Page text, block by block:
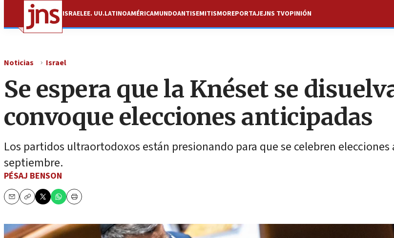
ISRAELEE. UU.LATINOAMÉRICAMUNDOANTISEMITISMOREPORTAJEJNS TVOPINIÓN
Noticias Israel
Se espera que la Knéset se
convoque elecciones anticipadas
Los partidos ultraortodoxos están presionando para que se celebren
septiembre.
PÉSAJ BENSON
EmailCopy Print